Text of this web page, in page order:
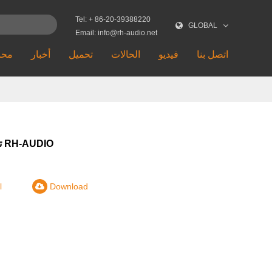
GLOBAL
Tel: + 86-20-39388220
Email: info@rh-audio.net
أخبار تحميل الحالات فيديو اتصل بنا
تي شيرت RH-AUDIO
Download